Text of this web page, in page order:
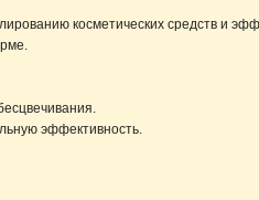
косметических средств и
эффективность.